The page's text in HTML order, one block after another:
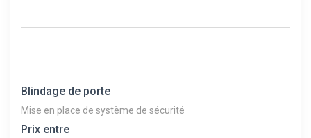
Blindage de porte
Mise en place de système de sécurité
Prix entre